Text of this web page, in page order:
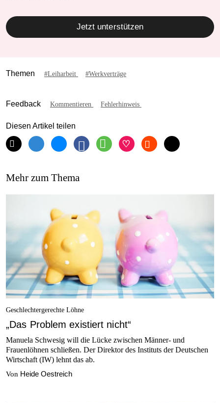
Jetzt unterstützen
Themen #Leiharbeit #Werkverträge
Feedback Kommentieren Fehlerhinweis
Diesen Artikel teilen
Mehr zum Thema
Geschlechtergerechte Löhne
„Das Problem existiert nicht“
Manuela Schwesig will die Lücke zwischen Männer- und
Frauenlöhnen schließen. Der Direktor des Instituts der Deutschen
Wirtschaft (IW) lehnt das ab.
Von Heide Oestreich